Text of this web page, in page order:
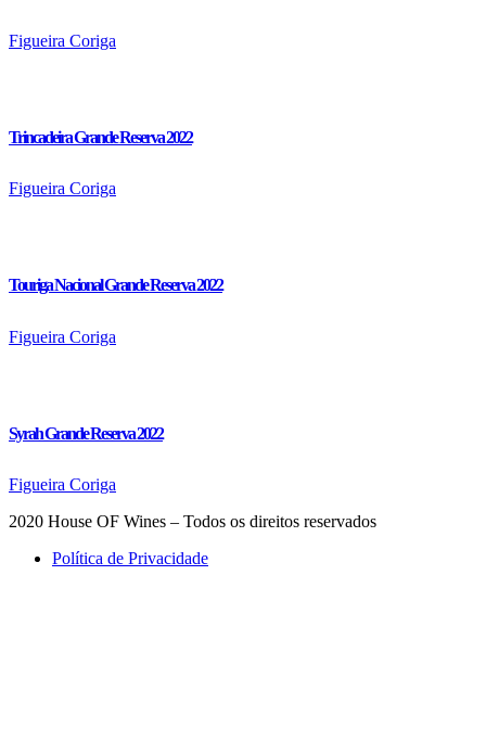
Figueira Coriga
Trincadeira Grande Reserva 2022
Figueira Coriga
Touriga Nacional Grande Reserva 2022
Figueira Coriga
Syrah Grande Reserva 2022
Figueira Coriga
2020 House OF Wines – Todos os direitos reservados
Política de Privacidade